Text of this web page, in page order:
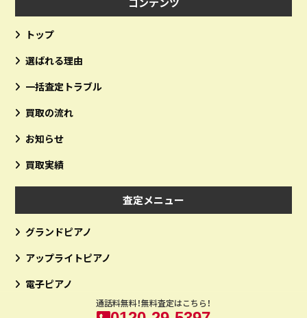
トップ
選ばれる理由
一括査定トラブル
買取の流れ
お知らせ
買取実績
査定メニュー
グランドピアノ
アップライトピアノ
電子ピアノ
通話料無料！無料査定はこちら！